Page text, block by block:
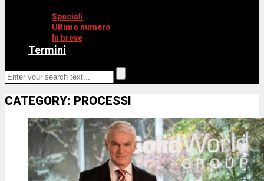
Speciali
Ultimo numero
In breve
Termini
CATEGORY: PROCESSI